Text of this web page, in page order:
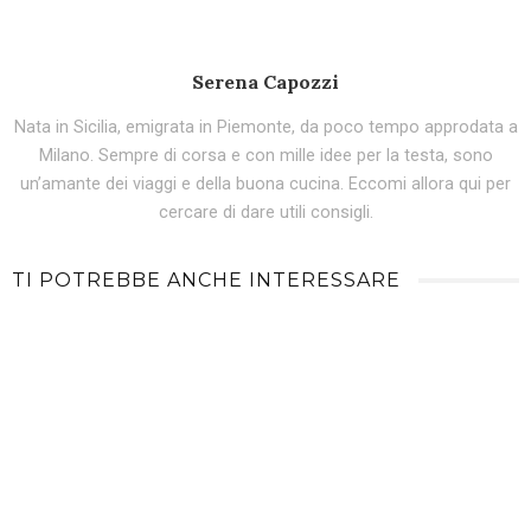
Serena Capozzi
Nata in Sicilia, emigrata in Piemonte, da poco tempo approdata a
Milano. Sempre di corsa e con mille idee per la testa, sono
un’amante dei viaggi e della buona cucina. Eccomi allora qui per
cercare di dare utili consigli.
TI POTREBBE ANCHE INTERESSARE